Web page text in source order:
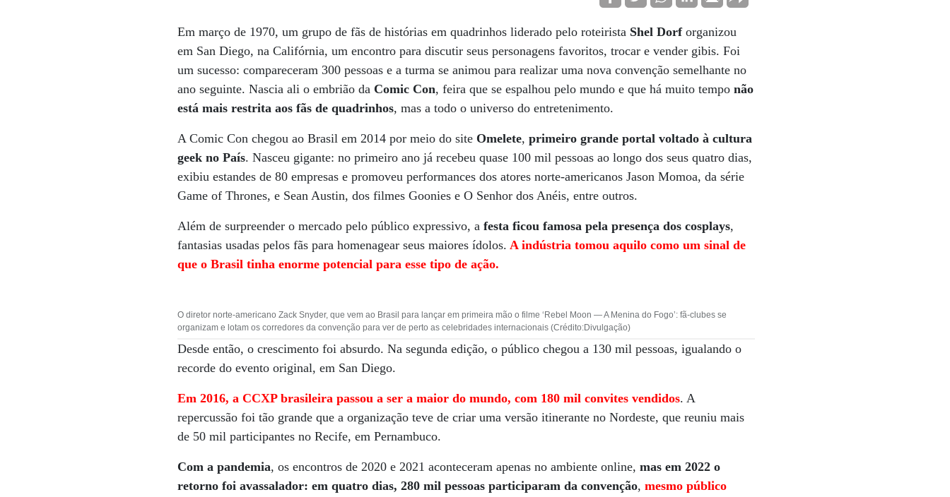
Em março de 1970, um grupo de fãs de histórias em quadrinhos liderado pelo roteirista Shel Dorforganizou
em San Diego, na Califórnia, um encontro para discutir seus personagens favoritos, trocar e vender gibis. Foi
um sucesso: compareceram 300 pessoas e a turma se animou para realizar uma nova convenção semelhante no
ano seguinte. Nascia ali o embrião da Comic Con, feira que se espalhou pelo mundo e que há muito temponão
está mais restrita aos fãs de quadrinhos, mas a todo o universo do entretenimento.
A Comic Con chegou ao Brasil em 2014 por meio do site Omelete,primeiro grande portal voltado à cultura
geek no País. Nasceu gigante: no primeiro ano já recebeu quase 100 mil pessoas ao longo dos seus quatro dias,
exibiu estandes de 80 empresas e promoveu performances dos atores norte-americanos Jason Momoa, da série
Game of Thrones, e Sean Austin, dos filmes Goonies e O Senhor dos Anéis, entre outros.
Além de surpreender o mercado pelo público expressivo, afesta ficou famosa pela presença dos cosplays,
fantasias usadas pelos fãs para homenagear seus maiores ídolos. A indústria tomou aquilo como um sinal de
que o Brasil tinha enorme potencial para esse tipo de ação.
O diretor norte-americano Zack Snyder, que vem ao Brasil para lançar em primeira mão o filme ‘Rebel Moon — A Menina do Fogo’: fã-clubes se
organizam e lotam os corredores da convenção para ver de perto as celebridades internacionais (Crédito:Divulgação)
Desde então, o crescimento foi absurdo. Na segunda edição, o público chegou a 130 mil pessoas, igualando o
recorde do evento original, em San Diego.
Em 2016, a CCXP brasileira passou a ser a maior do mundo, com 180 mil convites vendidos. A
repercussão foi tão grande que a organização teve de criar uma versão itinerante no Nordeste, que reuniu mais
de 50 mil participantes no Recife, em Pernambuco.
Com a pandemia, os encontros de 2020 e 2021 aconteceram apenas no ambiente online,mas em 2022 o
retorno foi avassalador: em quatro dias, 280 mil pessoas participaram da convenção,mesmo público